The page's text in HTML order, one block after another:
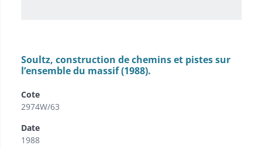
Soultz, construction de chemins et pistes sur
l’ensemble du massif (1988).
Cote
2974W/63
Date
1988